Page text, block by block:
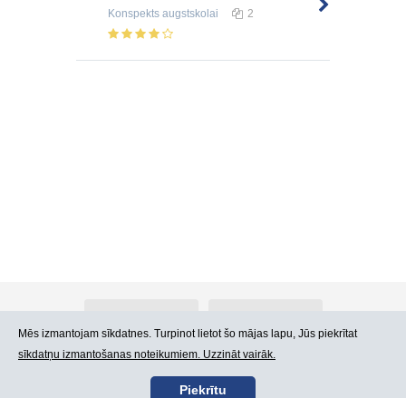
Konspekts augstskolai 2
Kontakti Lietošanas noteikumi
Mēs izmantojam sīkdatnes. Turpinot lietot šo mājas lapu, Jūs piekrītat
sīkdatņu izmantošanas noteikumiem. Uzzināt vairāk.
Piekrītu